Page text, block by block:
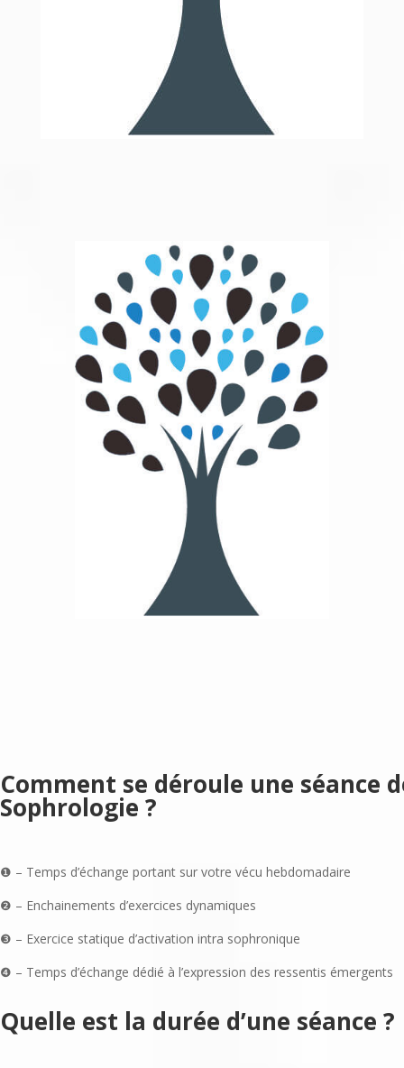
Comment se déroule une séance
Sophrologie ?
❶ – Temps d’échange portant sur votre vécu hebdomadaire
❷ – Enchainements d’exercices dynamiques
❸ – Exercice statique d’activation intra sophronique
❹ – Temps d’échange dédié à l’expression des ressentis émergents
Quelle est la durée d’une séance ?